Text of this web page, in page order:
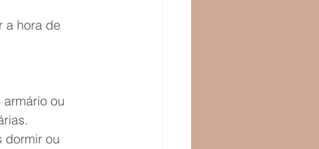
a hora de
ou
dormir ou